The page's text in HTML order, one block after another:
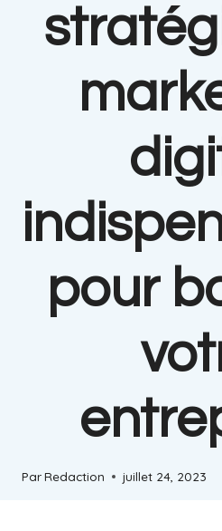
pour
ParRedaction juillet 24, 2023